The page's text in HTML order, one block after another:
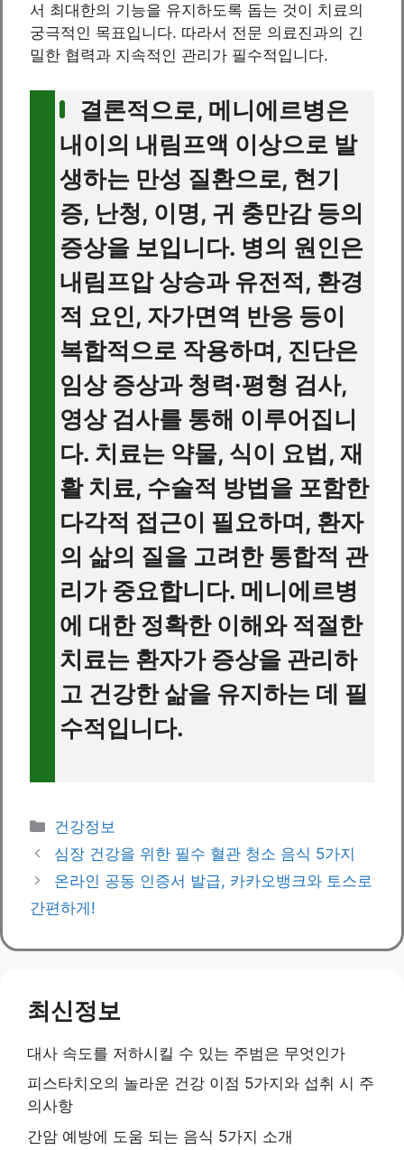
서 최대한의 기능을 유지하도록 돕는 것이 치료의
궁극적인 목표입니다. 따라서 전문 의료진과의 긴
밀한 협력과 지속적인 관리가 필수적입니다.
결론적으로, 메니에르병은
내이의 내림프액 이상으로 발
생하는 만성 질환으로, 현기
증, 난청, 이명, 귀 충만감 등의
증상을 보입니다. 병의 원인은
내림프압 상승과 유전적, 환경
적 요인, 자가면역 반응 등이
복합적으로 작용하며, 진단은
임상 증상과 청력·평형 검사,
영상 검사를 통해 이루어집니
다. 치료는 약물, 식이 요법, 재
활 치료, 수술적 방법을 포함한
다각적 접근이 필요하며, 환자
의 삶의 질을 고려한 통합적 관
리가 중요합니다. 메니에르병
에 대한 정확한 이해와 적절한
치료는 환자가 증상을 관리하
고 건강한 삶을 유지하는 데 필
수적입니다.
Categories
건강정보
심장 건강을 위한 필수 혈관 청소 음식 5가지
온라인 공동 인증서 발급, 카카오뱅크와 토스로
간편하게!
최신정보
대사 속도를 저하시킬 수 있는 주범은 무엇인가
피스타치오의 놀라운 건강 이점 5가지와 섭취 시 주
의사항
간암 예방에 도움 되는 음식 5가지 소개